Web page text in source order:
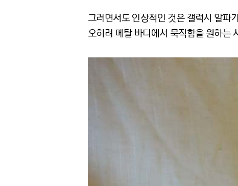
그러면서도 인상적인 것은 갤럭시 알파
오히려 메탈 바디에서 묵직함을 원하는